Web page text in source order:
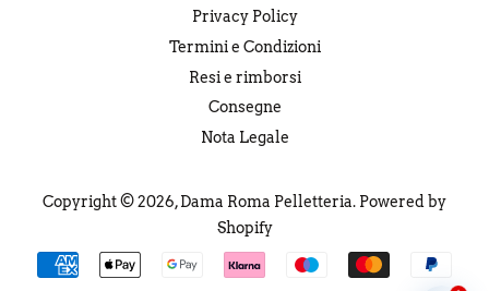
Privacy Policy
Termini e Condizioni
Resi e rimborsi
Consegne
Nota Legale
Copyright © 2026,Dama Roma Pelletteria. Powered by
Shopify
Modalità